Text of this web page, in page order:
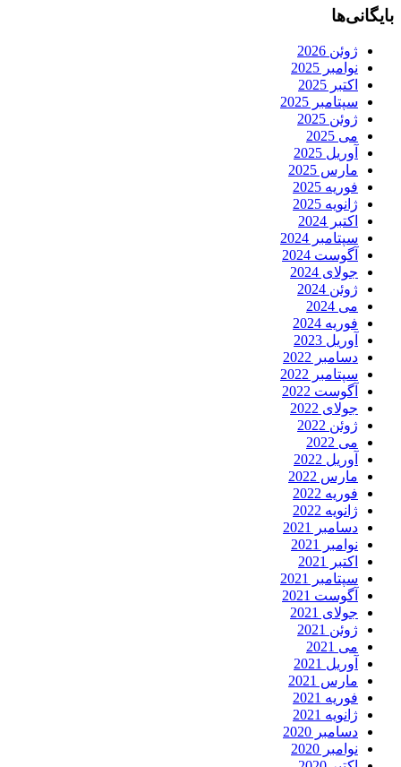
بایگانی‌ها
ژوئن 2026
نوامبر 2025
اکتبر 2025
سپتامبر 2025
ژوئن 2025
می 2025
آوریل 2025
مارس 2025
فوریه 2025
ژانویه 2025
اکتبر 2024
سپتامبر 2024
آگوست 2024
جولای 2024
ژوئن 2024
می 2024
فوریه 2024
آوریل 2023
دسامبر 2022
سپتامبر 2022
آگوست 2022
جولای 2022
ژوئن 2022
می 2022
آوریل 2022
مارس 2022
فوریه 2022
ژانویه 2022
دسامبر 2021
نوامبر 2021
اکتبر 2021
سپتامبر 2021
آگوست 2021
جولای 2021
ژوئن 2021
می 2021
آوریل 2021
مارس 2021
فوریه 2021
ژانویه 2021
دسامبر 2020
نوامبر 2020